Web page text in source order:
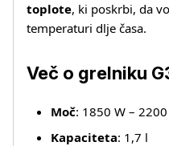
toplote, ki poskrbi, da
temperaturi dlje časa.
Več o grelniku
Moč: 1850 W –
Kapaciteta: 1,7 l